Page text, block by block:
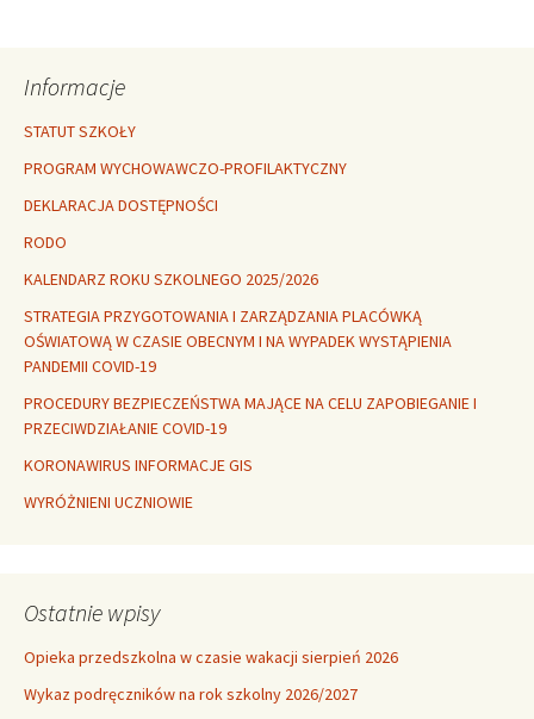
Informacje
STATUT SZKOŁY
PROGRAM WYCHOWAWCZO-PROFILAKTYCZNY
DEKLARACJA DOSTĘPNOŚCI
RODO
KALENDARZ ROKU SZKOLNEGO 2025/2026
STRATEGIA PRZYGOTOWANIA I ZARZĄDZANIA PLACÓWKĄ
OŚWIATOWĄ W CZASIE OBECNYM I NA WYPADEK WYSTĄPIENIA
PANDEMII COVID-19
PROCEDURY BEZPIECZEŃSTWA MAJĄCE NA CELU ZAPOBIEGANIE I
PRZECIWDZIAŁANIE COVID-19
KORONAWIRUS INFORMACJE GIS
WYRÓŻNIENI UCZNIOWIE
Ostatnie wpisy
Opieka przedszkolna w czasie wakacji sierpień 2026
Wykaz podręczników na rok szkolny 2026/2027